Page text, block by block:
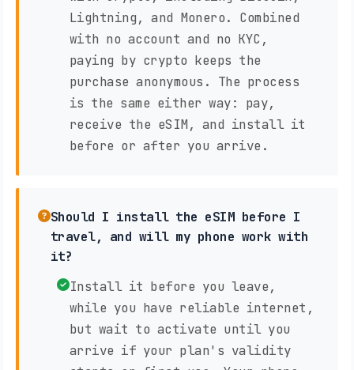
Lightning, and Monero. Combined
with no account and no KYC,
paying by crypto keeps the
purchase anonymous. The process
is the same either way: pay,
receive the eSIM, and install it
before or after you arrive.
Should I install the eSIM before I
travel, and will my phone work with
it?
Install it before you leave,
while you have reliable internet,
but wait to activate until you
arrive if your plan's validity